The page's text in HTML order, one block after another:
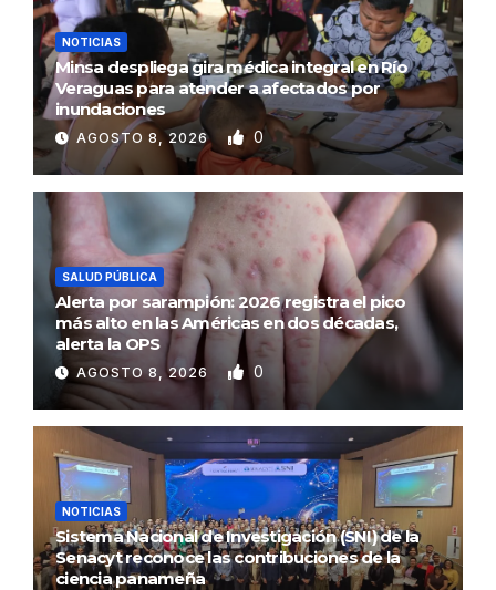
NOTICIAS
Minsa despliega gira médica integral en Río
Veraguas para atender a afectados por
inundaciones
AGOSTO 8, 2026 0
SALUD PÚBLICA
Alerta por sarampión: 2026 registra el pico
más alto en las Américas en dos décadas,
alerta la OPS
AGOSTO 8, 2026 0
NOTICIAS
Sistema Nacional de Investigación (SNI) de la
Senacyt reconoce las contribuciones de la
ciencia panameña